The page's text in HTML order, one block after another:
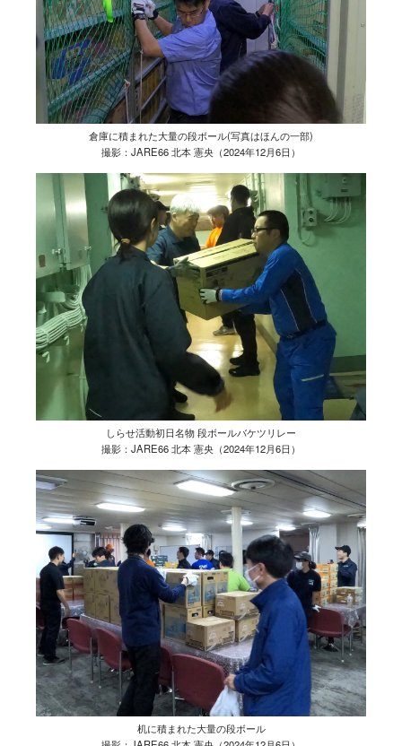
倉庫に積まれた大量の段ボール(写真はほんの一部)
撮影：JARE66 北本 憲央（2024年12月6日）
しらせ活動初日名物 段ボールバケツリレー
撮影：JARE66 北本 憲央（2024年12月6日）
机に積まれた大量の段ボール